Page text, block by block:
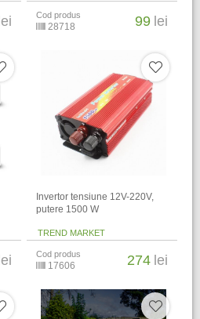
lei Cod produs
28718 99 lei
lei
Invertor tensiune 12V-220V,
putere 1500 W
TREND MARKET
Cod produs
17606 274 lei